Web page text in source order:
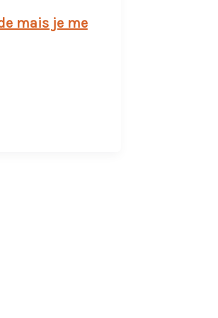
mais je me